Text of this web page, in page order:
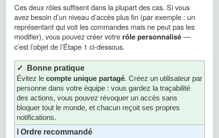
Ces deux rôles suffisent dans la plupart des cas. Si vous
avez besoin d’un niveau d’accès plus fin (par exemple : un
représentant qui voit les commandes mais ne peut pas les
modifier), vous pouvez créer votre rôle personnalisé—
c’est l’objet de l’Étape 1 ci-dessous.
✓ Bonne pratique
Évitez le compte unique partagé. Créez un utilisateur par
personne dans votre équipe : vous gardez la traçabilité
des actions, vous pouvez révoquer un accès sans
bloquer tout le monde, et chacun reçoit ses propres
notifications.
ℹ️ Ordre recommandé